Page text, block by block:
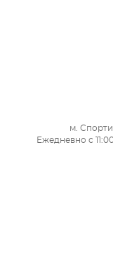
м.
Ежедневно с